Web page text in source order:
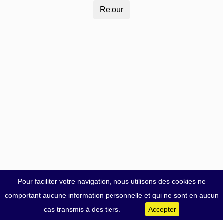
Pour faciliter votre navigation, nous utilisons des cookies ne
comportant aucune information personnelle et qui ne sont en aucun
cas transmis à des tiers.
Accepter